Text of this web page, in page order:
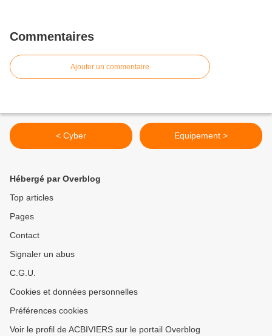
Commentaires
Ajouter un commentaire
< Cyber Equipement >
Hébergé par Overblog
Top articles
Pages
Contact
Signaler un abus
C.G.U.
Cookies et données personnelles
Préférences cookies
Voir le profil de ACBIVIERS sur le portail Overblog